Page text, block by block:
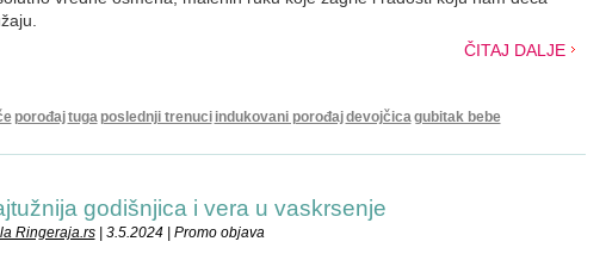
ČITAJ DALJE
porođajtuga poslednji trenuci indukovani porođajdevojčicagubitak bebe
godišnjica i vera u vaskrsenje
Ringeraja.rs| 3.5.2024 | Promo objava